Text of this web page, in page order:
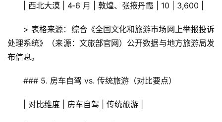
| 西北大漠 | 4‑6 月 | 敦煌、张掖丹霞 | 10 | 3,600 |
> 表格来源：综合《全国文化和旅游市场网上举报投诉
处理系统》（来源：文旅部官网）公开数据与地方旅游局发
布信息。
### 5. 房车自驾 vs. 传统旅游（对比要点）
| 对比维度 | 房车自驾 | 传统旅游 |